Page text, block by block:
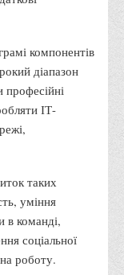
РФ проти
компонентів
діапазон
професійні
ІТ-
таких
уміння
в команді,
соціальної
роботу.